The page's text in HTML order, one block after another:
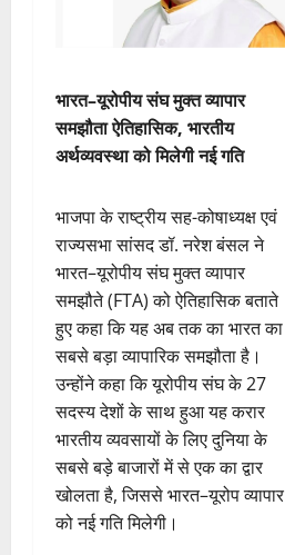
भारत–यूरोपीय संघ मुक्त व्यापार
समझौता ऐतिहासिक, भारतीय
अर्थव्यवस्था को मिलेगी नई गति
भाजपा के राष्ट्रीय सह-कोषाध्यक्ष एवं
राज्यसभा सांसद डॉ. नरेश बंसल ने
भारत–यूरोपीय संघ मुक्त व्यापार
समझौते (FTA) को ऐतिहासिक बताते
हुए कहा कि यह अब तक का भारत का
सबसे बड़ा व्यापारिक समझौता है।
उन्होंने कहा कि यूरोपीय संघ के 27
सदस्य देशों के साथ हुआ यह करार
भारतीय व्यवसायों के लिए दुनिया के
सबसे बड़े बाजारों में से एक का द्वार
खोलता है, जिससे भारत–यूरोप व्यापार
को नई गति मिलेगी।